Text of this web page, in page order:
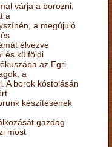
várja a borozni,
a
a megújuló
élvezve
és külföldi
az Egri
a
A borok kóstolásán
készítésének
gazdag
most